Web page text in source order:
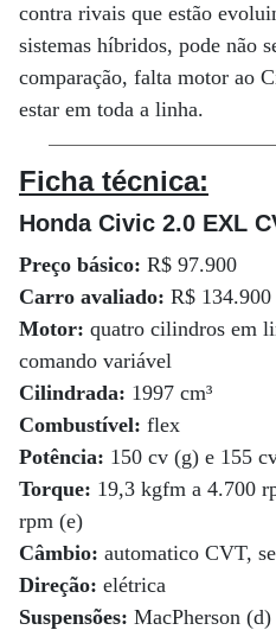
contra rivais que estão
sistemas híbridos, pode não
comparação, falta motor ao
estar em toda a linha.
Ficha técnica:
Honda Civic 2.0 EXL
Preço básico: R$ 97.900
Carro avaliado: R$ 134.900
Motor: quatro cilindros em
comando variável
Cilindrada: 1997 cm³
Combustível: flex
Potência: 150 cv (g) e 155
Torque: 19,3 kgfm a 4.700
rpm (e)
Câmbio: automatico CVT,
Direção: elétrica
Suspensões: MacPherson